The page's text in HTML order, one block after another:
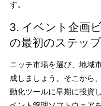
す。
3. イベント企画
の最初のステッ
ニッチ市場を選び、地域
成しましょう。そこから
動化ツールに早期に投資